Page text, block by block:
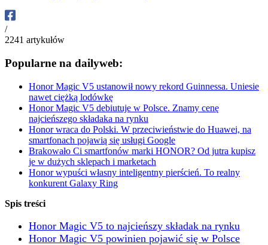
/
2241 artykułów
Popularne na dailyweb:
Honor Magic V5 ustanowił nowy rekord Guinnessa. Uniesie
nawet ciężką lodówkę
Honor Magic V5 debiutuje w Polsce. Znamy cenę
najcieńszego składaka na rynku
Honor wraca do Polski. W przeciwieństwie do Huawei, na
smartfonach pojawią się usługi Google
Brakowało Ci smartfonów marki HONOR? Od jutra kupisz
je w dużych sklepach i marketach
Honor wypuści własny inteligentny pierścień. To realny
konkurent Galaxy Ring
Spis treści
Honor Magic V5 to najcieńszy składak na rynku
Honor Magic V5 powinien pojawić się w Polsce